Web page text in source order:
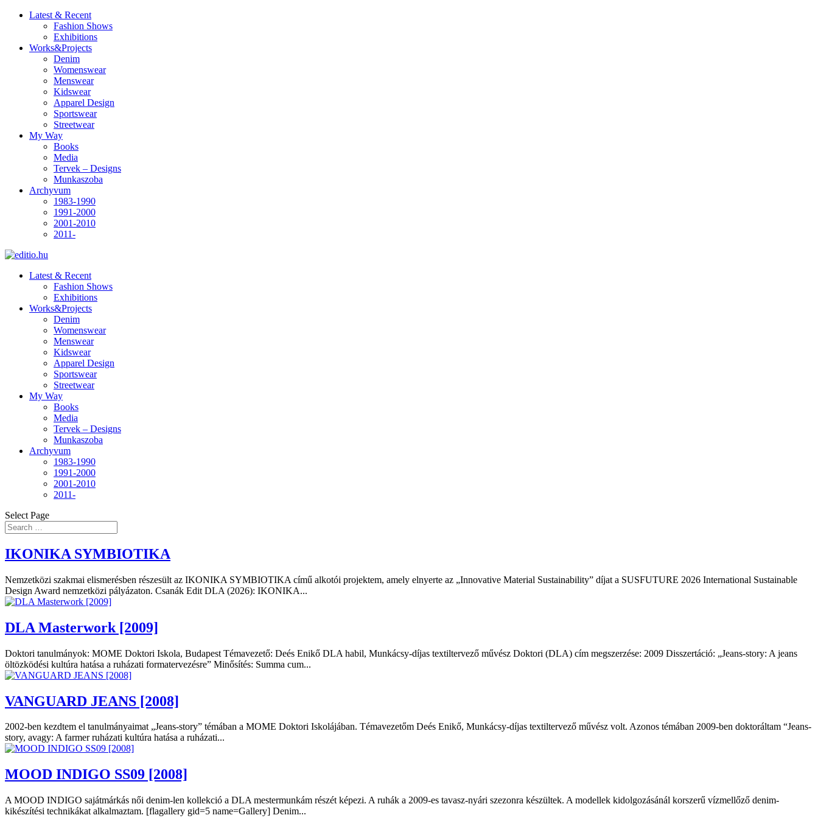
Latest & Recent
Fashion Shows
Exhibitions
Works&Projects
Denim
Womenswear
Menswear
Kidswear
Apparel Design
Sportswear
Streetwear
My Way
Books
Media
Tervek – Designs
Munkaszoba
Archyvum
1983-1990
1991-2000
2001-2010
2011-
Latest & Recent
Fashion Shows
Exhibitions
Works&Projects
Denim
Womenswear
Menswear
Kidswear
Apparel Design
Sportswear
Streetwear
My Way
Books
Media
Tervek – Designs
Munkaszoba
Archyvum
1983-1990
1991-2000
2001-2010
2011-
Select Page
IKONIKA SYMBIOTIKA
Nemzetközi szakmai elismerésben részesült az IKONIKA SYMBIOTIKA című alkotói projektem, amely elnyerte az „Innovative Material Sustainability” díjat a SUSFUTURE 2026 International Sustainable
Design Award nemzetközi pályázaton. Csanák Edit DLA (2026): IKONIKA...
DLA Masterwork [2009]
Doktori tanulmányok: MOME Doktori Iskola, Budapest Témavezető: Deés Enikő DLA habil, Munkácsy-díjas textiltervező művész Doktori (DLA) cím megszerzése: 2009 Disszertáció: „Jeans-story: A jeans
öltözködési kultúra hatása a ruházati formatervezésre” Minősítés: Summa cum...
VANGUARD JEANS [2008]
2002-ben kezdtem el tanulmányaimat „Jeans-story” témában a MOME Doktori Iskolájában. Témavezetőm Deés Enikő, Munkácsy-díjas textiltervező művész volt. Azonos témában 2009-ben doktoráltam “Jeans-
story, avagy: A farmer ruházati kultúra hatása a ruházati...
MOOD INDIGO SS09 [2008]
A MOOD INDIGO sajátmárkás női denim-len kollekció a DLA mestermunkám részét képezi. A ruhák a 2009-es tavasz-nyári szezonra készültek. A modellek kidolgozásánál korszerű vízmellőző denim-
kikészítési technikákat alkalmaztam. [flagallery gid=5 name=Gallery] Denim...